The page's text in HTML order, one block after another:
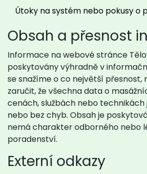
Útoky na systém nebo pokusy o
Obsah a přesnost
Informace na webové stránce
poskytovány výhradně v
se snažíme o co největší přesnost,
zaručit, že všechna data o
cenách, službách nebo technikách
nebo bez chyb. Obsah je
nemá charakter odborného nebo
poradenství.
Externí odkazy